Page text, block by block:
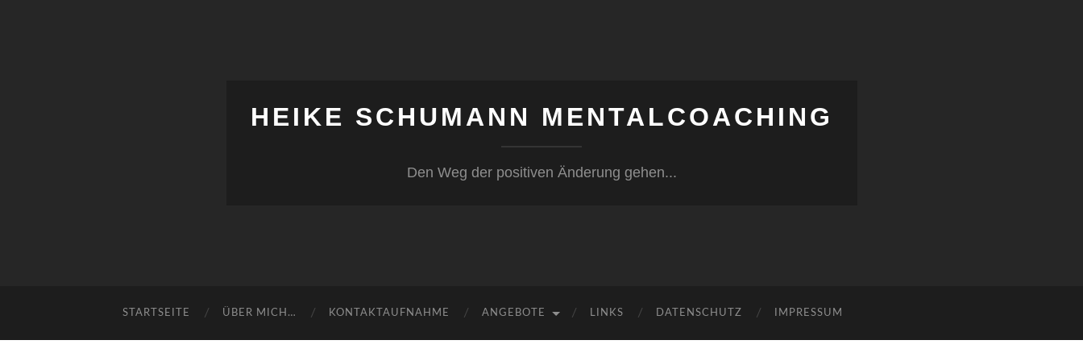
HEIKE SCHUMANN MENTALCOACHING
Den Weg der positiven Änderung gehen...
STARTSEITE ÜBER MICH… KONTAKTAUFNAHME ANGEBOTE LINKS DATENSCHUTZ IMPRESSUM